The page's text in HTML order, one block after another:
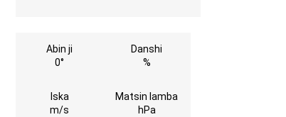
Abin ji
0°
Danshi
%
Iska
m/s
Matsin lamba
hPa